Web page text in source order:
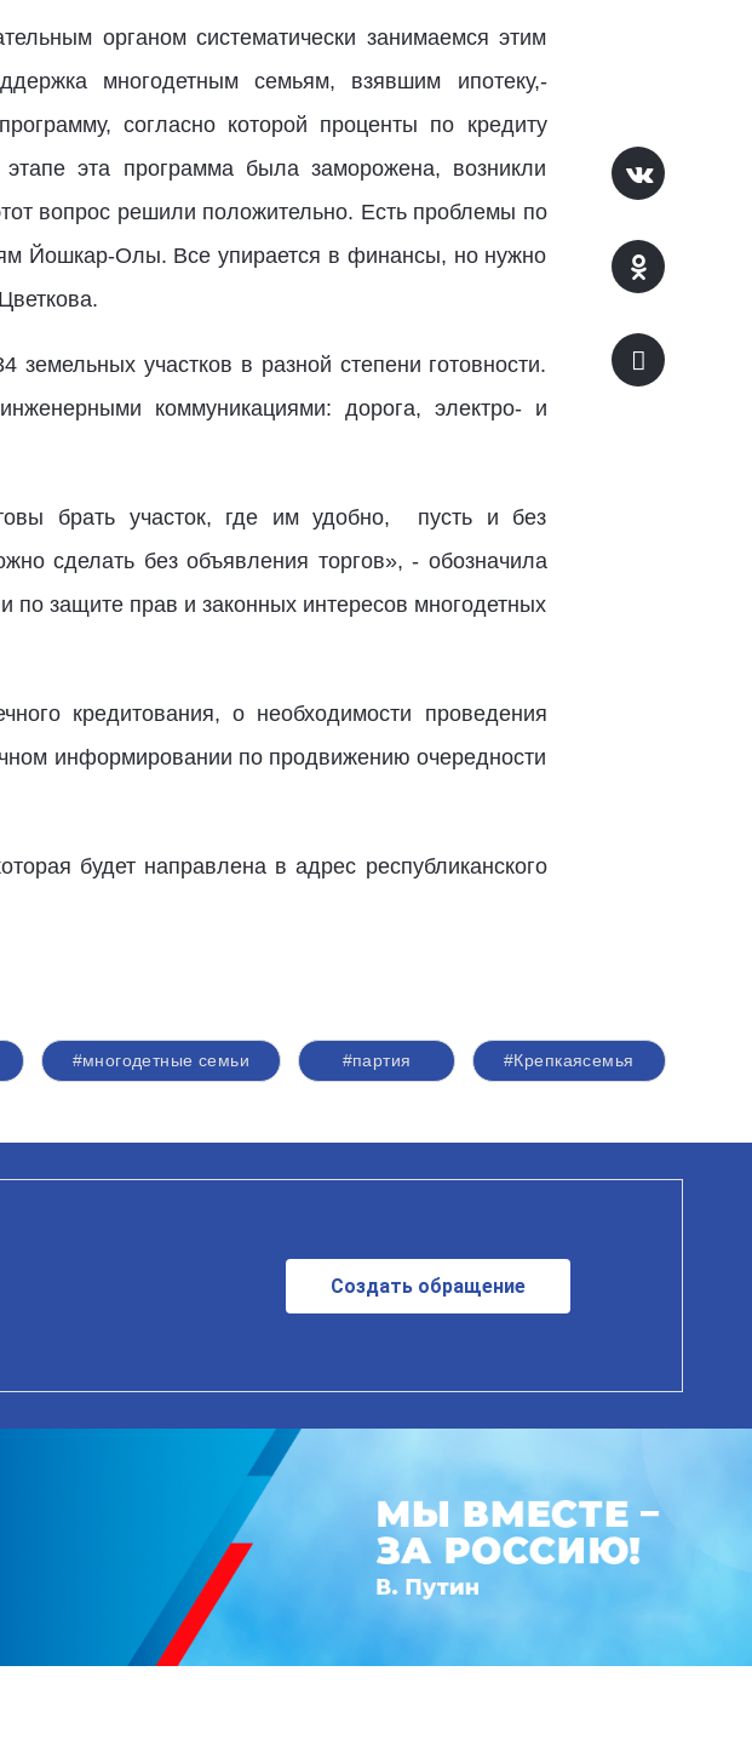
органом систематически занимаемся этим
многодетным семьям, взявшим ипотеку,-
согласно которой проценты по кредиту
эта программа была заморожена, возникли
вопрос решили положительно. Есть проблемы по
Йошкар-Олы. Все упирается в финансы, но нужно
участков в разной степени готовности.
коммуникациями: дорога, электро- и
брать участок, где им удобно, пусть и без
сделать без объявления торгов», - обозначила
по защите прав и законных интересов многодетных
кредитования, о необходимости проведения
информировании по продвижению очередности
будет направлена в адрес республиканского
#многодетные семьи #партия #Крепкаясемья
Создать обращение